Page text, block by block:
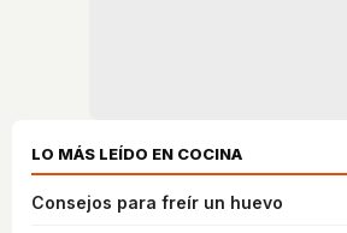
LO MÁS LEÍDO EN COCINA
Consejos para freír un huevo